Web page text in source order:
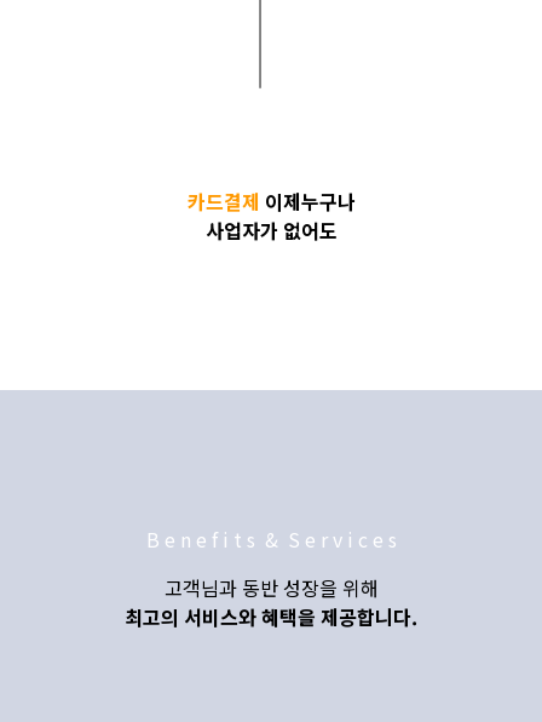
카드결제 이제누구나
사업자가 없어도
B e n e f i t s & S e r v i c e s
고객님과 동반 성장을 위해
최고의 서비스와 혜택을 제공합니다.